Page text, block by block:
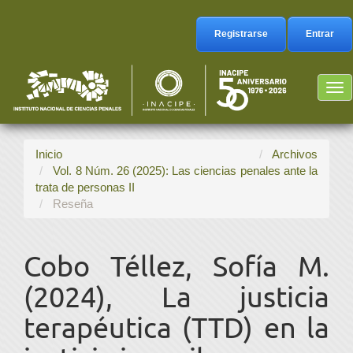
Barra
lateral
Registrarse Entrar
Inicio
Archivos
Vol. 8 Núm. 26 (2025): Las ciencias penales ante la
trata de personas II
Reseña
Cobo Téllez, Sofía M.
(2024), La justicia
terapéutica (TTD) en la